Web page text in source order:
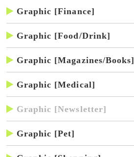
Graphic [Finance]
Graphic [Food/Drink]
Graphic [Magazines/Books]
Graphic [Medical]
Graphic [Newsletter]
Graphic [Pet]